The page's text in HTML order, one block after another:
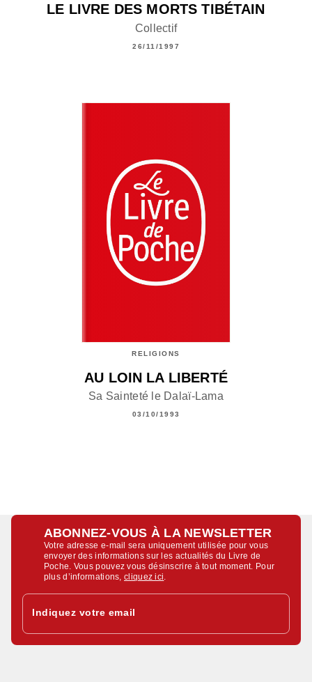
LE LIVRE DES MORTS TIBÉTAIN
Collectif
26/11/1997
RELIGIONS
AU LOIN LA LIBERTÉ
Sa Sainteté le Dalaï-Lama
03/10/1993
ABONNEZ-VOUS À LA NEWSLETTER
Votre adresse e-mail sera uniquement utilisée pour vous
envoyer des informations sur les actualités du Livre de
Poche. Vous pouvez vous désinscrire à tout moment. Pour
plus d’informations,cliquez ici.
Indiquez votre email